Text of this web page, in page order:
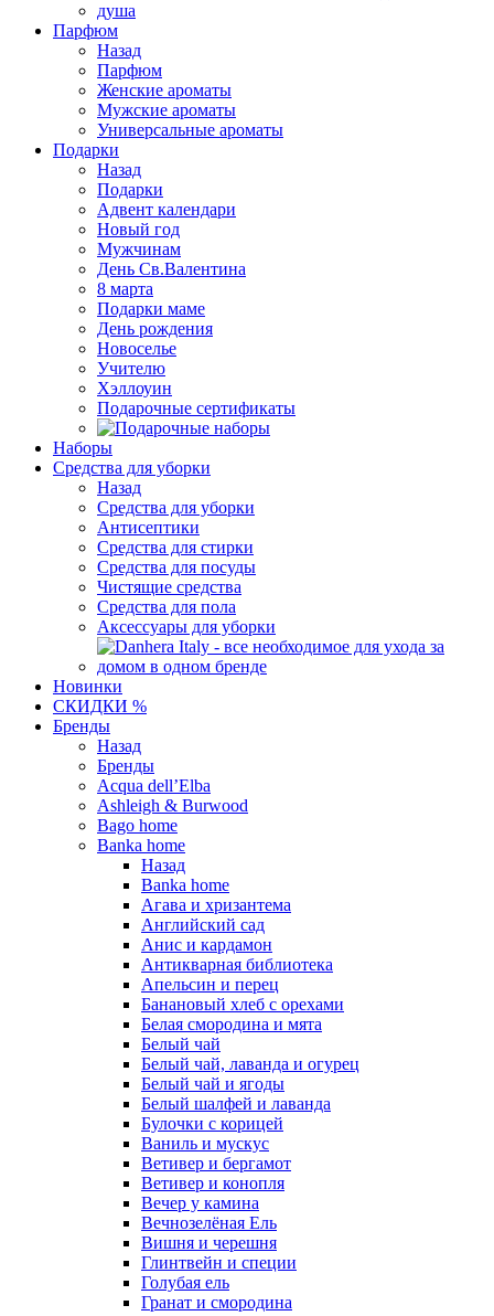
Парфюм
Назад
Парфюм
Женские ароматы
Мужские ароматы
Универсальные ароматы
Подарки
Назад
Подарки
Адвент календари
Новый год
Мужчинам
День Св.Валентина
8 марта
Подарки маме
День рождения
Новоселье
Учителю
Хэллоуин
Подарочные сертификаты
Наборы
Средства для уборки
Назад
Средства для уборки
Антисептики
Средства для стирки
Средства для посуды
Чистящие средства
Средства для пола
Аксессуары для уборки
Новинки
СКИДКИ %
Бренды
Назад
Бренды
Acqua dell’Elba
Ashleigh & Burwood
Bago home
Banka home
Назад
Banka home
Агава и хризантема
Английский сад
Анис и кардамон
Антикварная библиотека
Апельсин и перец
Банановый хлеб с орехами
Белая смородина и мята
Белый чай
Белый чай, лаванда и огурец
Белый чай и ягоды
Белый шалфей и лаванда
Булочки с корицей
Ваниль и мускус
Ветивер и бергамот
Ветивер и конопля
Вечер у камина
Вечнозелёная Ель
Вишня и черешня
Глинтвейн и специи
Голубая ель
Гранат и смородина